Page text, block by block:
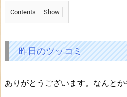
Contents
1.
日
の
ッ
昨日のツッコミ
ありがとうございます。なんとか